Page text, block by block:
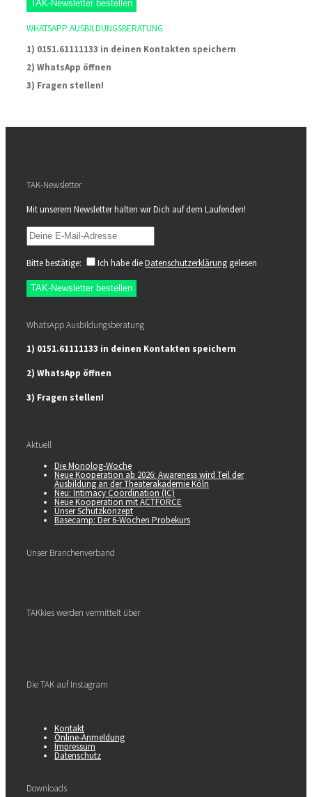
WHATSAPP AUSBILDUNGSBERATUNG
1) 0151.61111133 in deinen Kontakten speichern
2) WhatsApp öffnen
3) Fragen stellen!
TAK-Newsletter
Mit unserem Newsletter halten wir Dich auf dem Laufenden!
Bitte bestätige: Ich habe dieDatenschutzerklärung gelesen
WhatsApp Ausbildungsberatung
1) 0151.61111133 in deinen Kontakten speichern
2) WhatsApp öffnen
3) Fragen stellen!
Aktuell
Die Monolog-Woche
Neue Kooperation ab 2026: Awareness wird Teil der
Ausbildung an der Theaterakademie Köln
Neu: Intimacy Coordination (IC)
Neue Kooperation mit ACTFORCE
Unser Schutzkonzept
Basecamp: Der 6-Wochen Probekurs
Unser Branchenverband
TAKkies werden vermittelt über
Die TAK auf Instagram
Kontakt
Online-Anmeldung
Impressum
Datenschutz
Downloads